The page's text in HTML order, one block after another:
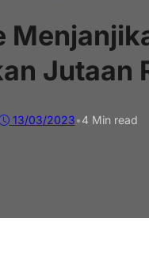
Jutaan
13/03/2023•4 Min read